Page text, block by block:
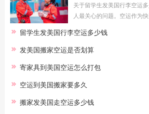
关于留学生发美国行李空运
人最关心的问题。空运作为
学生发美国行李空运多少钱的
留学生发美国行李空运多少钱
发美国搬家空运是否划算
寄家具到美国空运怎么打包
空运到美国搬家要多久
搬家发美国走空运多少钱